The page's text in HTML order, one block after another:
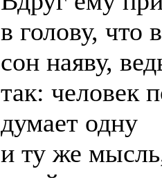
в голову, что
сон наяву,
так: человек
думает одну
и ту же